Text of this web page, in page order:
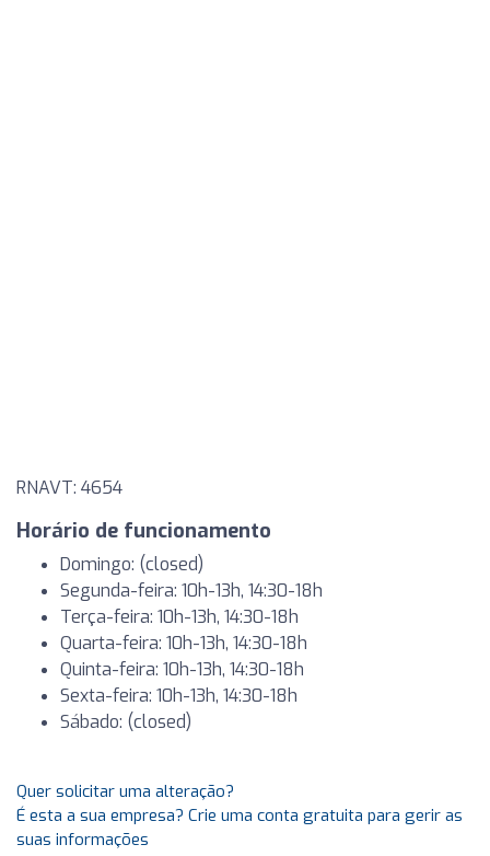
RNAVT: 4654
Horário de funcionamento
Domingo: (closed)
Segunda-feira: 10h-13h, 14:30-18h
Terça-feira: 10h-13h, 14:30-18h
Quarta-feira: 10h-13h, 14:30-18h
Quinta-feira: 10h-13h, 14:30-18h
Sexta-feira: 10h-13h, 14:30-18h
Sábado: (closed)
Quer solicitar uma alteração?
É esta a sua empresa? Crie uma conta gratuita para gerir as
suas informações